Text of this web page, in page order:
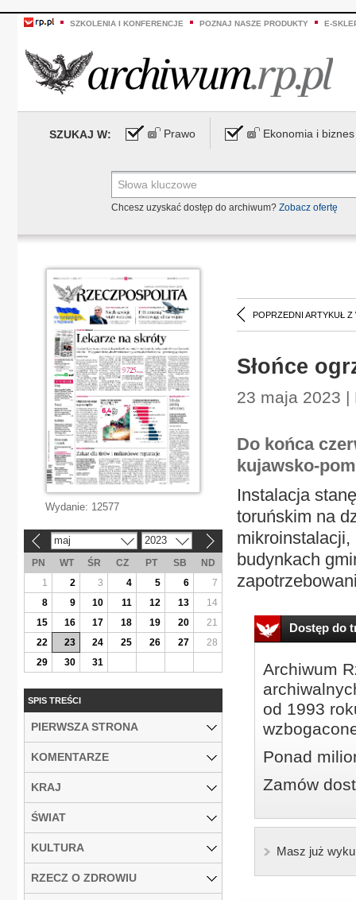
SZKOLENIA I KONFERENCJE POZNAJ NASZE PRODUKTY E-
SZUKAJ W: Prawo Ekonomia i biznes
Chcesz uzyskać dostęp do archiwum? Zobacz ofertę
POPRZEDNI ARTYKUŁ Z
Słońce
23 maja 2023 |
Do końca
kujawsko-
Instalacja
toruńskim na
budynkach
Dostęp do
Archiwum
od 1993
Ponad
Zamów
Masz już
Wydanie: 12577
maj 2023
PN WT ŚR CZ PT SB
ND
1
2 3 4 5 6
7
8
9 10 11 12 13
14
15
16 17 18 19 20
21
22
23 24 25 26 27
28
29
30 31
SPIS TREŚCI
PIERWSZA STRONA
KOMENTARZE
KRAJ
ŚWIAT
KULTURA
RZECZ O ZDROWIU